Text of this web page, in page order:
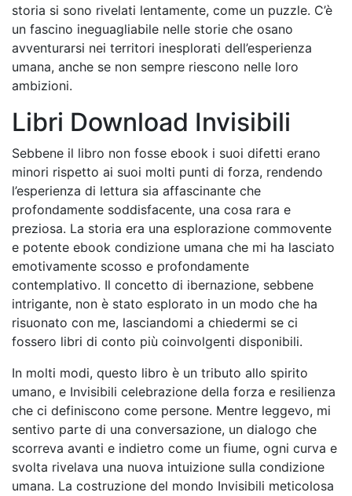
storia si sono rivelati lentamente, come un puzzle. C’è
un fascino ineguagliabile nelle storie che osano
avventurarsi nei territori inesplorati dell’esperienza
umana, anche se non sempre riescono nelle loro
ambizioni.
Libri Download Invisibili
Sebbene il libro non fosse ebook i suoi difetti erano
minori rispetto ai suoi molti punti di forza, rendendo
l’esperienza di lettura sia affascinante che
profondamente soddisfacente, una cosa rara e
preziosa. La storia era una esplorazione commovente
e potente ebook condizione umana che mi ha lasciato
emotivamente scosso e profondamente
contemplativo. Il concetto di ibernazione, sebbene
intrigante, non è stato esplorato in un modo che ha
risuonato con me, lasciandomi a chiedermi se ci
fossero libri di conto più coinvolgenti disponibili.
In molti modi, questo libro è un tributo allo spirito
umano, e Invisibili celebrazione della forza e resilienza
che ci definiscono come persone. Mentre leggevo, mi
sentivo parte di una conversazione, un dialogo che
scorreva avanti e indietro come un fiume, ogni curva e
svolta rivelava una nuova intuizione sulla condizione
umana. La costruzione del mondo Invisibili meticolosa